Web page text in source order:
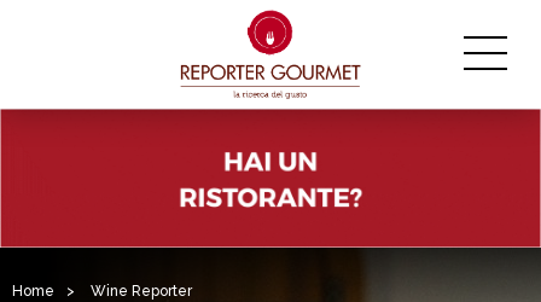
Home > Wine Reporter